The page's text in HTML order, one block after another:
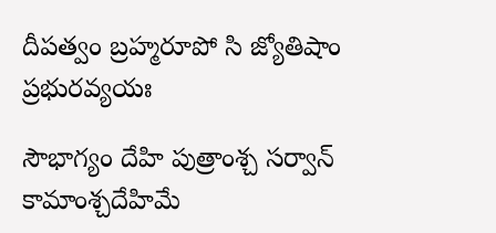
దీపత్వం బ్రహ్మరూపో సి జ్యోతిషాం
ప్రభురవ్యయః
సౌభాగ్యం దేహి పుత్రాంశ్చ సర్వాన్
కామాంశ్చదేహిమే